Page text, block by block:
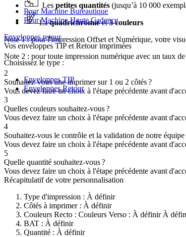
Pour Machine Bureautique
Pour Machine Haute Cadence
Enveloppes retour
Vos enveloppes TIP et Retour imprimées
Choisissez le type :
Enveloppes TIP
Enveloppes Retour
Les petites quantités (jusqu’à 10 000
Laquadrichromieet3 couleurs
Note 1 : pour l'impression Offset et Numérique, votre
Note 2 : pour toute impression numérique avec un taux
2
Souhaitez-vous une imprimer sur 1 ou 2 côtés ?
Vous devez faire un choix à l'étape précédente avant
3
Quelles couleurs souhaitez-vous ?
Vous devez faire un choix à l'étape précédente avant
4
Souhaitez-vous le contrôle et la validation de notre
Vous devez faire un choix à l'étape précédente avant
5
Quelle quantité souhaitez-vous ?
Vous devez faire un choix à l'étape précédente avant
Récapitulatif de votre personnalisation
Type d'impression : À définir
Côtés à imprimer : À définir
Couleurs Recto : Couleurs Verso : À définir À
BAT : À définir
Quantité : À définir